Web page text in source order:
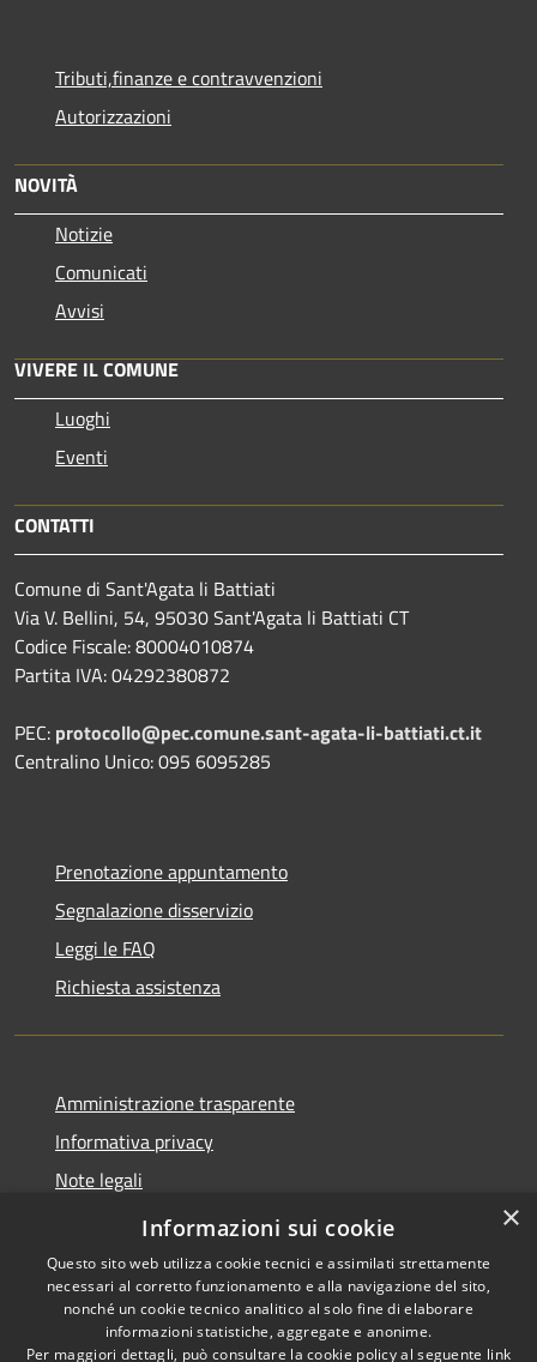
Tributi,finanze e contravvenzioni
Autorizzazioni
NOVITÀ
Notizie
Comunicati
Avvisi
VIVERE IL COMUNE
Luoghi
Eventi
CONTATTI
Comune di Sant'Agata li Battiati
Via V. Bellini, 54, 95030 Sant'Agata li Battiati CT
Codice Fiscale: 80004010874
Partita IVA: 04292380872
PEC: protocollo@pec.comune.sant-agata-li-battiati.ct.it
Centralino Unico: 095 6095285
Prenotazione appuntamento
Segnalazione disservizio
Leggi le FAQ
Richiesta assistenza
Amministrazione trasparente
Informativa privacy
Note legali
Dichiarazione di accessibilità
Copyright © 2026 • Comune di
×
Informazioni sui cookie
Questo sito web utilizza cookie tecnici e assimilati strettamente
necessari al corretto funzionamento e alla navigazione del sito,
nonché un cookie tecnico analitico al solo fine di elaborare
informazioni statistiche, aggregate e anonime.
Per maggiori dettagli, può consultare la cookie policy al seguente link